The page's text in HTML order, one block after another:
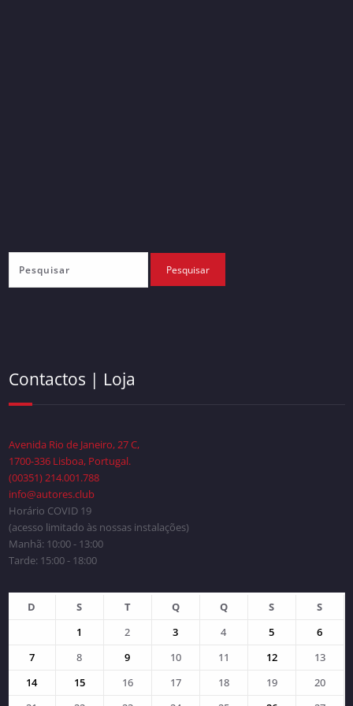
Contactos | Loja
Avenida Rio de Janeiro, 27 C,
1700-336 Lisboa, Portugal.
(00351) 214.001.788
info@autores.club
Horário COVID 19
(acesso limitado às nossas instalações)
Manhã: 10:00 - 13:00
Tarde: 15:00 - 18:00
D S T Q Q S
S
1
2 3 4 5
6
7
8 9 10 11 12
13
14
15 16 17 18 19
20